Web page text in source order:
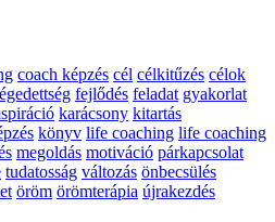
coach képzés cél célkitűzés célok
fejlődés feladat gyakorlat
karácsony kitartás
könyv life coaching life coaching
megoldás motiváció párkapcsolat
tudatosság változás önbecsülés
öröm örömterápia újrakezdés